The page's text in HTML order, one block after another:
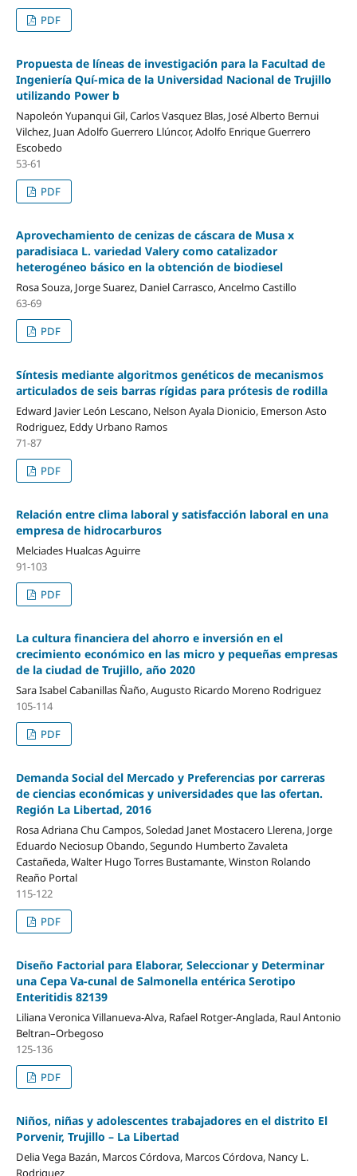
PDF
Propuesta de líneas de investigación para la Facultad de
Ingeniería Quí-mica de la Universidad Nacional de Trujillo
utilizando Power b
Napoleón Yupanqui Gil, Carlos Vasquez Blas, José Alberto Bernui
Vilchez, Juan Adolfo Guerrero Llúncor, Adolfo Enrique Guerrero
Escobedo
53-61
PDF
Aprovechamiento de cenizas de cáscara de Musa x
paradisiaca L. variedad Valery como catalizador
heterogéneo básico en la obtención de biodiesel
Rosa Souza, Jorge Suarez, Daniel Carrasco, Ancelmo Castillo
63-69
PDF
Síntesis mediante algoritmos genéticos de mecanismos
articulados de seis barras rígidas para prótesis de rodilla
Edward Javier León Lescano, Nelson Ayala Dionicio, Emerson Asto
Rodriguez, Eddy Urbano Ramos
71-87
PDF
Relación entre clima laboral y satisfacción laboral en una
empresa de hidrocarburos
Melciades Hualcas Aguirre
91-103
PDF
La cultura financiera del ahorro e inversión en el
crecimiento económico en las micro y pequeñas empresas
de la ciudad de Trujillo, año 2020
Sara Isabel Cabanillas Ñaño, Augusto Ricardo Moreno Rodriguez
105-114
PDF
Demanda Social del Mercado y Preferencias por carreras
de ciencias económicas y universidades que las ofertan.
Región La Libertad, 2016
Rosa Adriana Chu Campos, Soledad Janet Mostacero Llerena, Jorge
Eduardo Neciosup Obando, Segundo Humberto Zavaleta
Castañeda, Walter Hugo Torres Bustamante, Winston Rolando
Reaño Portal
115-122
PDF
Diseño Factorial para Elaborar, Seleccionar y Determinar
una Cepa Va-cunal de Salmonella entérica Serotipo
Enteritidis 82139
Liliana Veronica Villanueva-Alva, Rafael Rotger-Anglada, Raul Antonio
Beltran–Orbegoso
125-136
PDF
Niños, niñas y adolescentes trabajadores en el distrito El
Porvenir, Trujillo – La Libertad
Delia Vega Bazán, Marcos Córdova, Marcos Córdova, Nancy L.
Rodriguez